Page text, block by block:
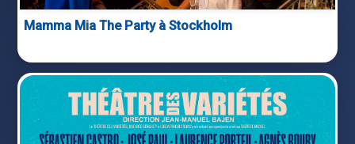
Mamma Mia The Party à Stockholm